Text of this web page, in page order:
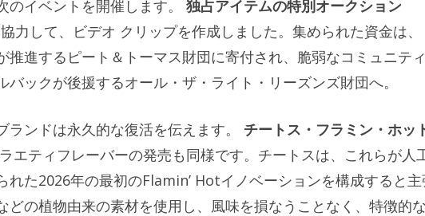
イベントを開催します。
独占アイテムの特別オークション
力して、ビデオ クリップを作成しました。集められた資金は、
推進するピート＆トーマス財団に寄付され、脆弱なコミュニテ
ックが後援するオール・ザ・ライト・リーズンズ財団へ。
ランドは永久的な復活を伝えます。 チートス・フラミン・ホッ
エティフレーバーの発売も同様です。チートスは、これらが人
れた2026年の最初のFlamin’ Hotイノベーションを構成すると主
どの植物由来の素材を使用し、風味を損なうことなく、特徴的